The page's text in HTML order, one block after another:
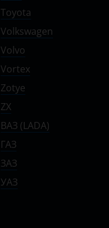
Toyota
Volkswagen
Volvo
Vortex
Zotye
ZX
ВАЗ (LADA)
ГАЗ
ЗАЗ
УАЗ